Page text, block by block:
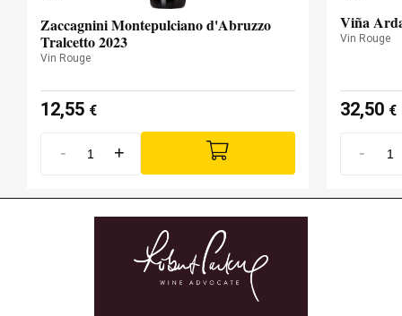
Zaccagnini Montepulciano d'Abruzzo
Tralcetto 2023
Vin Rouge
12,55 €
- +
Viña
Vin Rouge
32,50 €
-